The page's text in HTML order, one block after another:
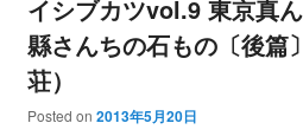
イシブカツvol.9 東京真
縣さんちの石もの〔後篇
荘）
Posted on 2013年5月20日